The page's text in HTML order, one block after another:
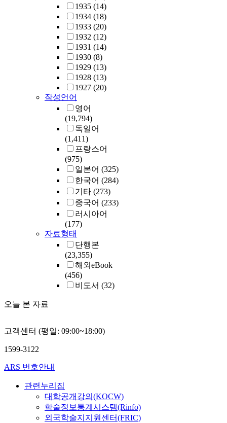
1935 (14)
1934 (18)
1933 (20)
1932 (12)
1931 (14)
1930 (8)
1929 (13)
1928 (13)
1927 (20)
작성언어
영어
(19,794)
독일어
(1,411)
프랑스어
(975)
일본어 (325)
한국어 (284)
기타 (273)
중국어 (233)
러시아어
(177)
자료형태
단행본
(23,355)
해외eBook
(456)
비도서 (32)
오늘 본 자료
고객센터 (평일: 09:00~18:00)
1599-3122
ARS 번호안내
관련누리집
대학공개강의(KOCW)
학술정보통계시스템(Rinfo)
외국학술지지원센터(FRIC)